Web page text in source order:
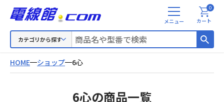
カテゴリから探す
メ
ニ
カート
0
HOME ショップ 6心
6心の商品一覧